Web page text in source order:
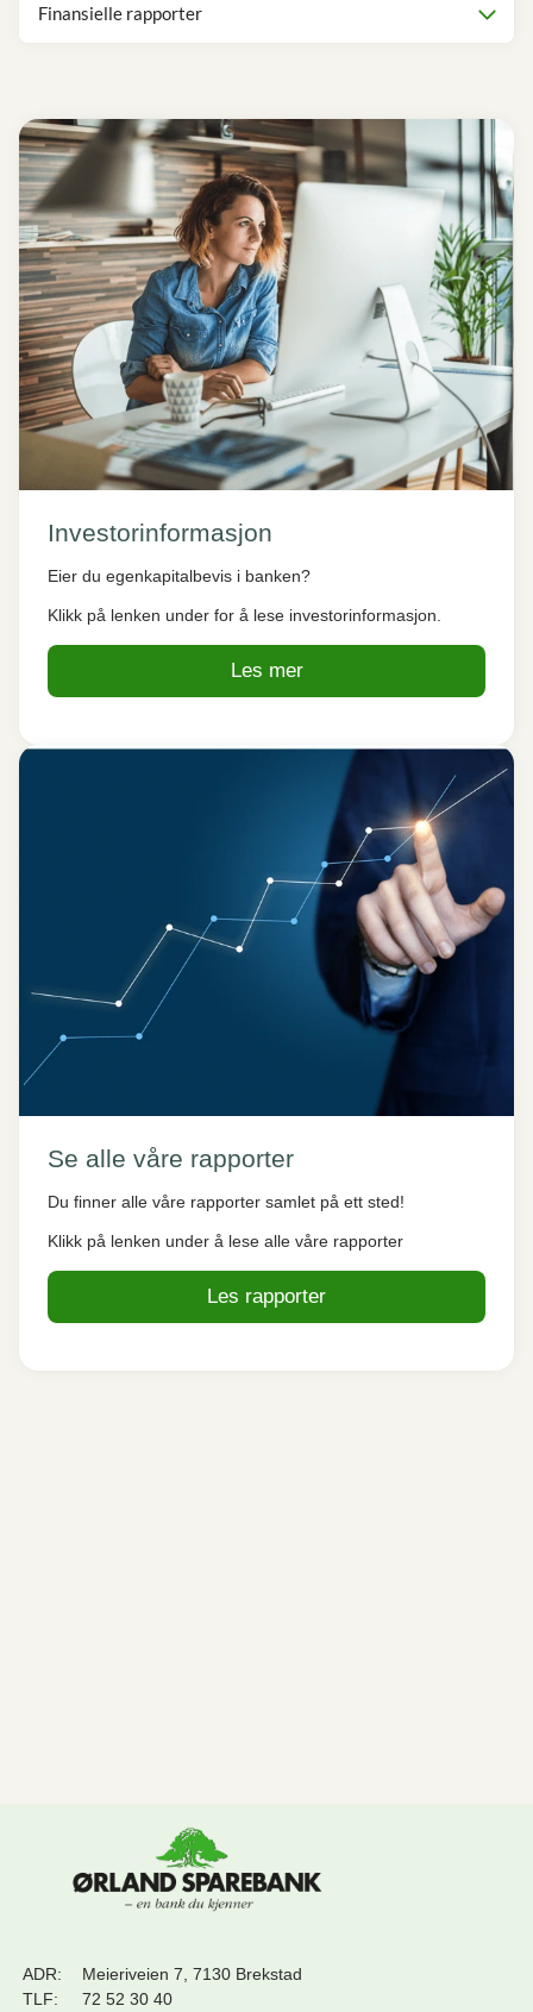
Finansielle rapporter
Investorinformasjon
Eier du egenkapitalbevis i banken?
Klikk på lenken under for å lese investorinformasjon.
Les mer
Se alle våre rapporter
Du finner alle våre rapporter samlet på ett sted!
Klikk på lenken under å lese alle våre rapporter
Les rapporter
ADR:
Meieriveien 7, 7130 Brekstad
TLF:
72 52 30 40